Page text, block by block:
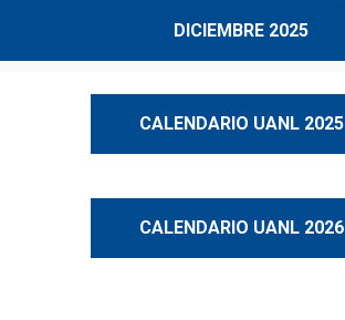
DICIEMBRE 2025
CALENDARIO UANL 2025
CALENDARIO UANL 2026